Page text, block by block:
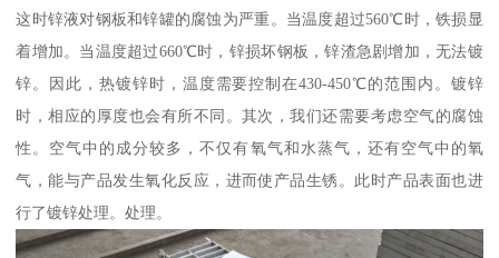
这时锌液对钢板和锌罐的腐蚀为严重。当温度超过560℃时，铁损显
着增加。当温度超过660℃时，锌损坏钢板，锌渣急剧增加，无法镀
锌。因此，热镀锌时，温度需要控制在430-450℃的范围内。镀锌
时，相应的厚度也会有所不同。其次，我们还需要考虑空气的腐蚀
性。空气中的成分较多，不仅有氧气和水蒸气，还有空气中的氧
气，能与产品发生氧化反应，进而使产品生锈。此时产品表面也进
行了镀锌处理。处理。